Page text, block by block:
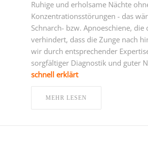
Ruhige und erholsame Nächte
Konzentrationsstörungen - das
Schnarch- bzw. Apnoeschiene,
verhindert, dass die Zunge nach
wir durch entsprechender
sorgfältiger Diagnostik und guter
schnell erklärt
MEHR LESEN